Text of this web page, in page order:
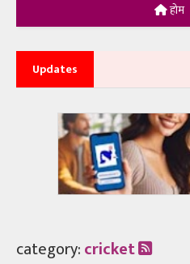
होम
Updates
category:cricket